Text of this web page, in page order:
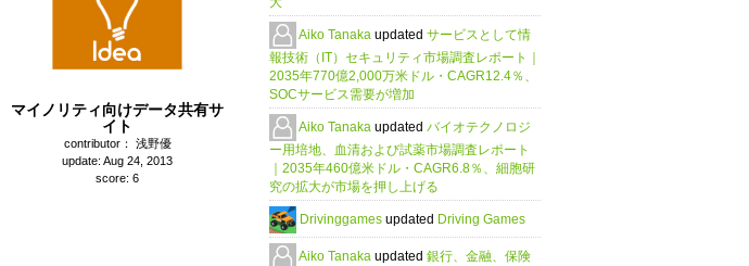
マイノリティ向けデータ共有サ
イト
contributor： 浅野優
update: Aug 24, 2013
score: 6
Aiko Tanaka updated サービスとして情
報技術（IT）セキュリティ市場調査レポート｜
2035年770億2,000万米ドル・CAGR12.4％、
SOCサービス需要が増加
Aiko Tanaka updated バイオテクノロジ
ー用培地、血清および試薬市場調査レポート
｜2035年460億米ドル・CAGR6.8％、細胞研
究の拡大が市場を押し上げる
Drivinggames updated Driving Games
Aiko Tanaka updated 銀行、金融、保険